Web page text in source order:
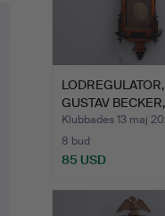
LODREGULATOR,
GUSTAV BECKER,
NYRENÄSSANS.
Klubbades 13 maj
8 bud
85 USD